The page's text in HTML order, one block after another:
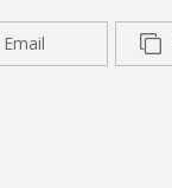
Email